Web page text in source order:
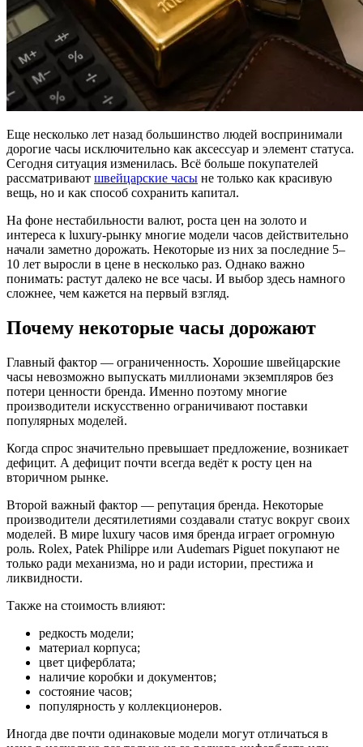
Еще несколько лет назад большинство людей воспринимали
дорогие часы исключительно как аксессуар и элемент статуса.
Сегодня ситуация изменилась. Всё больше покупателей
рассматривают швейцарские часы не только как красивую
вещь, но и как способ сохранить капитал.
На фоне нестабильности валют, роста цен на золото и
интереса к luxury-рынку многие модели часов действительно
начали заметно дорожать. Некоторые из них за последние 5–
10 лет выросли в цене в несколько раз. Однако важно
понимать: растут далеко не все часы. И выбор здесь намного
сложнее, чем кажется на первый взгляд.
Почему некоторые часы дорожают
Главный фактор — ограниченность. Хорошие швейцарские
часы невозможно выпускать миллионами экземпляров без
потери ценности бренда. Именно поэтому многие
производители искусственно ограничивают поставки
популярных моделей.
Когда спрос значительно превышает предложение, возникает
дефицит. А дефицит почти всегда ведёт к росту цен на
вторичном рынке.
Второй важный фактор — репутация бренда. Некоторые
производители десятилетиями создавали статус вокруг своих
моделей. В мире luxury часов имя бренда играет огромную
роль. Rolex, Patek Philippe или Audemars Piguet покупают не
только ради механизма, но и ради истории, престижа и
ликвидности.
Также на стоимость влияют:
редкость модели;
материал корпуса;
цвет циферблата;
наличие коробки и документов;
состояние часов;
популярность у коллекционеров.
Иногда две почти одинаковые модели могут отличаться в